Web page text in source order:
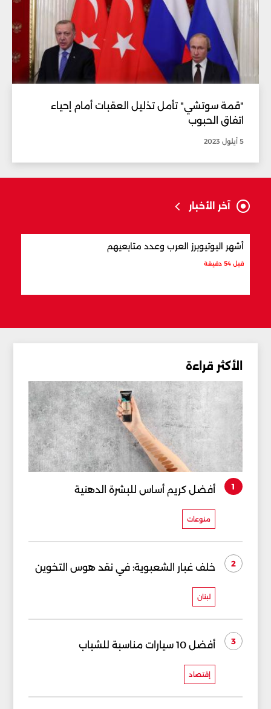
"قمة سوتشي" تأمل تذليل العقبات أمام إحياء
اتفاق الحبوب
5 أيلول 2023
آخر الأخبار
أشهر اليوتيوبرز العرب وعدد متابعيهم
قبل 54 دقيقة
الأكثر قراءة
1 أفضل كريم أساس للبشرة الدهنية
منوعات
2 خلف غبار الشعبوية: في نقد هوس التخوين
لبنان
3 أفضل 10 سيارات مناسبة للشباب
إقتصاد